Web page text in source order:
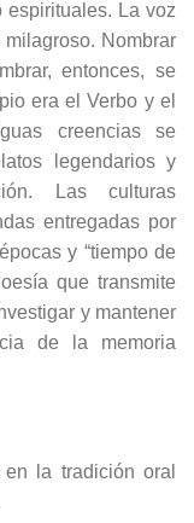
espirituales. La voz
Nombrar
entonces, se
era el Verbo y el
creencias se
legendarios y
Las culturas
entregadas por
y “tiempo de
que transmite
y mantener
de la memoria
la tradición oral